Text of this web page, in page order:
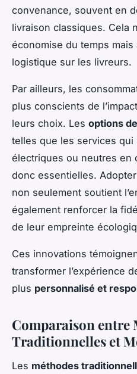
convenance, souvent en
livraison classiques. Cela
économise du temps
logistique sur les livreurs.
Par ailleurs, les
plus conscients de
leurs choix. Les options
telles que les services
électriques ou neutres en
donc essentielles.
non seulement soutient
également renforcer la
de leur empreinte
Ces innovations
transformer l’expérience
plus personnalisé et
Comparaison entre
Traditionnelles et
Les méthodes